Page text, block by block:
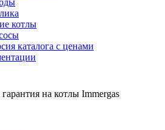
котлы
каталога с ценами
на котлы Immergas